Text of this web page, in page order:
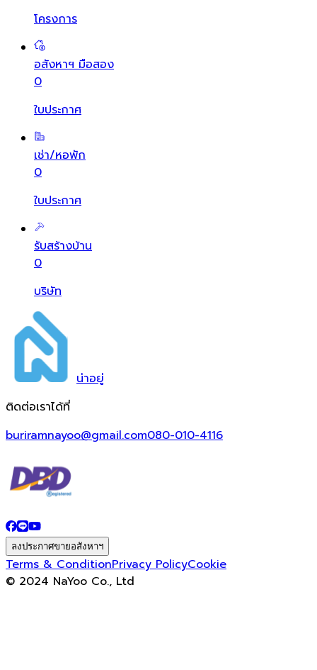
โครงการ
อสังหาฯ มือสอง
0
ใบประกาศ
เช่า/หอพัก
0
ใบประกาศ
รับสร้างบ้าน
0
บริษัท
น่าอยู่
ติดต่อเราได้ที่
buriramnayoo@gmail.com080-010-4116
ลงประกาศขายอสังหาฯ
Terms & ConditionPrivacy PolicyCookie
© 2024 NaYoo Co., Ltd